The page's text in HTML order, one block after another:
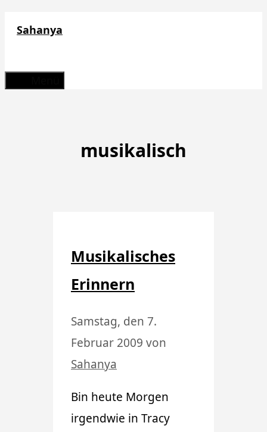
Sahanya
musikalisch
Musikalisches
Erinnern
Samstag, den 7.
Februar 2009 von
Sahanya
Bin heute Morgen
irgendwie in Tracy